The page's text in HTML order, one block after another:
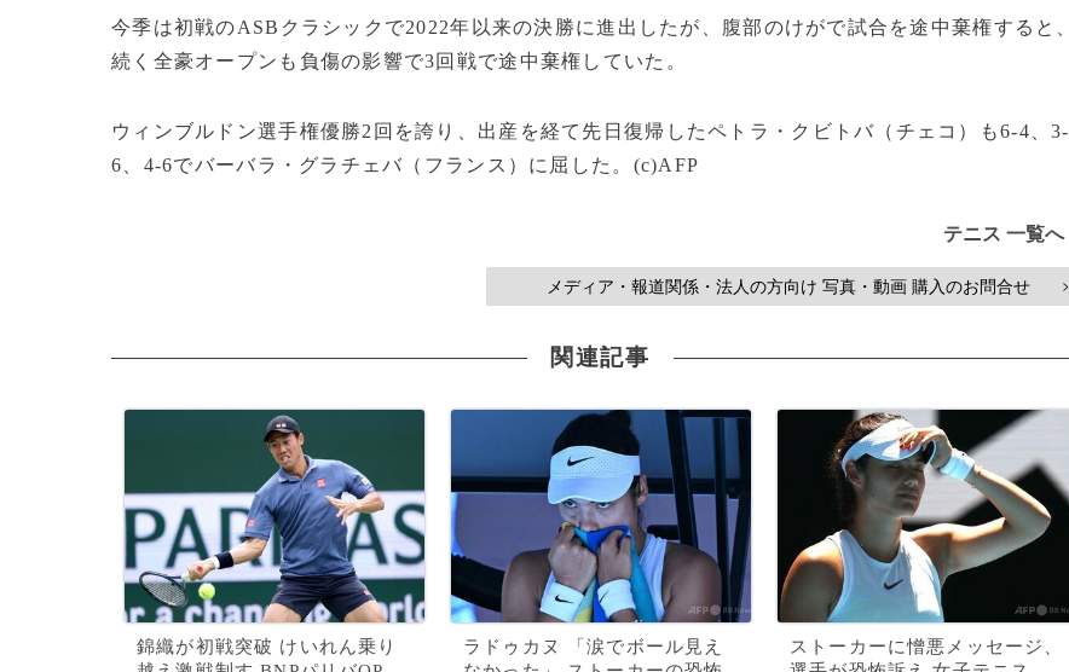
今季は初戦のASBクラシックで2022年以来の決勝に進出したが、腹部のけがで試合を途中棄権すると、
続く全豪オープンも負傷の影響で3回戦で途中棄権していた。
ウィンブルドン選手権優勝2回を誇り、出産を経て先日復帰したペトラ・クビトバ（チェコ）も6-4、3-
6、4-6でバーバラ・グラチェバ（フランス）に屈した。(c)AFP
テニス 一覧へ
メディア・報道関係・法人の方向け 写真・動画 購入のお問合せ >
関連記事
錦織が初戦突破 けいれん乗り
ラドゥカヌ 「涙でボール見え
ストーカーに憎悪メッセージ、